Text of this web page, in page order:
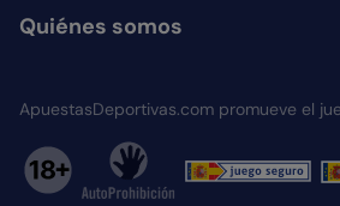
Quiénes somos
ApuestasDeportivas.com promueve el